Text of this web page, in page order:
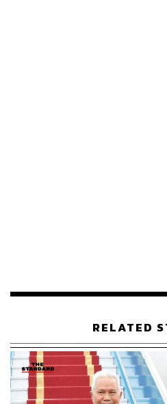
เดินหน้าไปด้วยกัน ในแง่ของคว
ประสบการณ์ของคนรุ่นเก่ากับพลั
จะสามารถทำให้การเมืองดีขึ้นไ
โอกาสให้กับประชาชน”
RELATED